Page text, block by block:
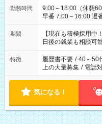
勤務時間
9:00～18:00（休憩60分） ■ご希望があれば下記シ
早番 7:00～16:00 遅番 10:00～
い」 「余裕を持って
たくない」 など、ご希望
の方へ 今ご覧のお仕
の勤務時間。 合計で
期間
【現在も積極採用
日後の就業も相談可
特徴 履歴書不要 / 40～50
上の大量募集 / 電話
気になる！